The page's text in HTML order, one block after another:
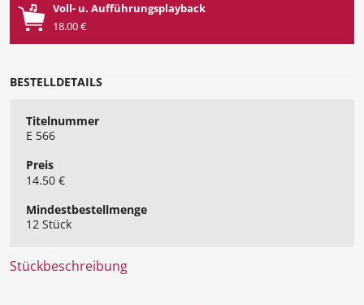
Voll- u. Aufführungsplayback
18.00 €
BESTELLDETAILS
Titelnummer
E 566
Preis
14.50 €
Mindest​bestellmenge
12 Stück
Stückbeschreibung